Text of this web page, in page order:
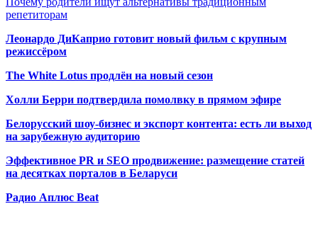
репетиторам
Леонардо ДиКаприо готовит новый фильм с крупным
режиссёром
The White Lotus продлён на новый сезон
Холли Берри подтвердила помолвку в прямом эфире
Белорусский шоу-бизнес и экспорт контента: есть ли выход
на зарубежную аудиторию
Эффективное PR и SEO продвижение: размещение статей
на десятках порталов в Беларуси
Радио Аплюс Beat